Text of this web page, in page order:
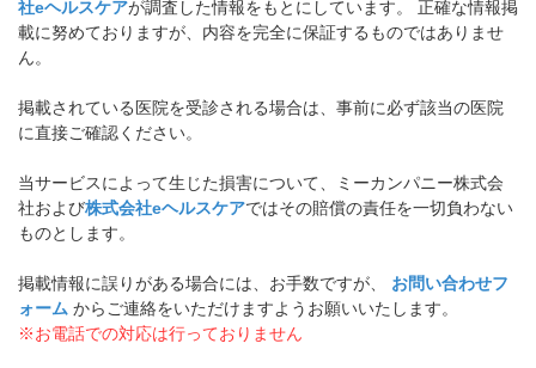
社eヘルスケアが調査した情報をもとにしています。 正確な情報掲
載に努めておりますが、内容を完全に保証するものではありませ
ん。
掲載されている医院を受診される場合は、事前に必ず該当の医院
に直接ご確認ください。
当サービスによって生じた損害について、ミーカンパニー株式会
社および株式会社eヘルスケアではその賠償の責任を一切負わない
ものとします。
掲載情報に誤りがある場合には、お手数ですが、
お問い合わせフ
ォーム からご連絡をいただけますようお願いいたします。
※お電話での対応は行っておりません